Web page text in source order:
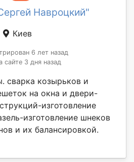
Навроцкий"
Киев
6 лет назад
сайте 3 дня назад
сварка козырьков и
на окна и двери-
изготовление
изготовление шнеков
и их балансировкой.